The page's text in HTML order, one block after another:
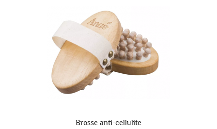
Brosse anti-cellulite